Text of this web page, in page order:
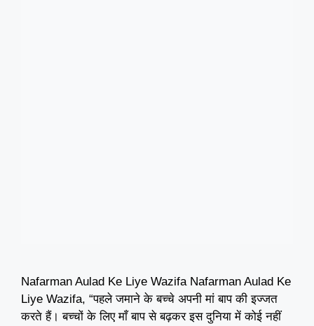
Nafarman Aulad Ke Liye Wazifa Nafarman Aulad Ke
Liye Wazifa, “पहले जमाने के बच्चे अपनी मां बाप की इज्जत
करते हैं। बच्चों के लिए माँ बाप से बढ़कर इस दुनिया में कोई नहीं